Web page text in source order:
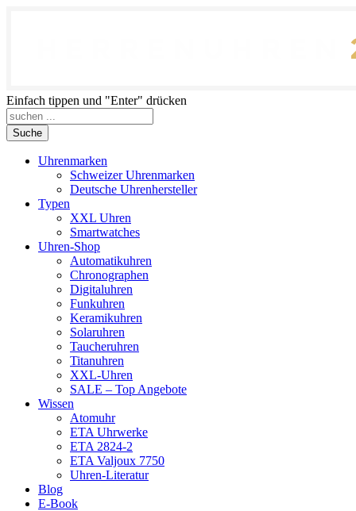
Einfach tippen und "Enter" drücken
Suche
Uhrenmarken
Schweizer Uhrenmarken
Deutsche Uhrenhersteller
Typen
XXL Uhren
Smartwatches
Uhren-Shop
Automatikuhren
Chronographen
Digitaluhren
Funkuhren
Keramikuhren
Solaruhren
Taucheruhren
Titanuhren
XXL-Uhren
SALE – Top Angebote
Wissen
Atomuhr
ETA Uhrwerke
ETA 2824-2
ETA Valjoux 7750
Uhren-Literatur
Blog
E-Book